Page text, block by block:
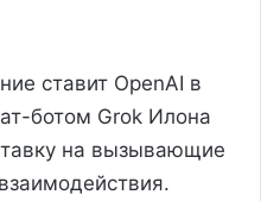
ставит OpenAI в
ботом Grok Илона
на вызывающие